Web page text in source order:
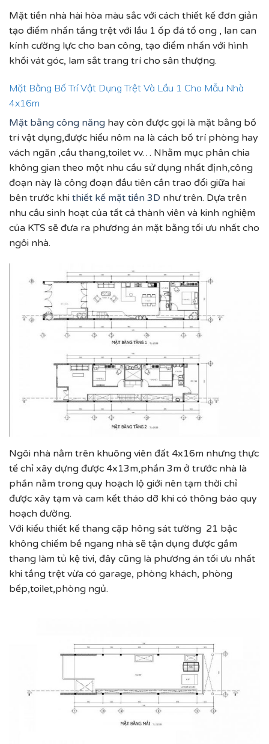
Mặt tiền nhà hài hòa màu sắc với cách thiết kế đơn giản
tạo điểm nhấn tầng trệt với lầu 1 ốp đá tổ ong , lan can
kính cường lực cho ban công, tạo điểm nhấn với hình
khối vát góc, lam sắt trang trí cho sân thượng.
Mặt Bằng Bố Trí Vật Dụng Trệt Và Lầu 1 Cho Mẫu Nhà
4x16m
Mặt bằng công năng hay còn được gọi là mặt bằng bố
trí vật dụng,được hiểu nôm na là cách bố trí phòng hay
vách ngăn ,cầu thang,toilet vv… Nhằm mục phân chia
không gian theo một nhu cầu sử dụng nhất định,công
đoạn này là công đoạn đầu tiên cần trao đổi giữa hai
bên trước khi thiết kế mặt tiền 3D như trên. Dựa trên
nhu cầu sinh hoạt của tất cả thành viên và kinh nghiệm
của KTS sẽ đưa ra phương án mặt bằng tối ưu nhất cho
ngôi nhà.
Ngôi nhà nằm trên khuông viên đất 4x16m nhưng thực
tế chỉ xây dựng được 4x13m,phần 3m ở trước nhà là
phần nằm trong quy hoạch lộ giới nên tạm thời chỉ
được xây tạm và cam kết tháo dỡ khi có thông báo quy
hoạch đường.
Với kiểu thiết kế thang cặp hông sát tường 21 bậc
không chiếm bề ngang nhà sẽ tận dụng được gầm
thang làm tủ kệ tivi, đây cũng là phương án tối ưu nhất
khi tầng trệt vừa có garage, phòng khách, phòng
bếp,toilet,phòng ngủ.